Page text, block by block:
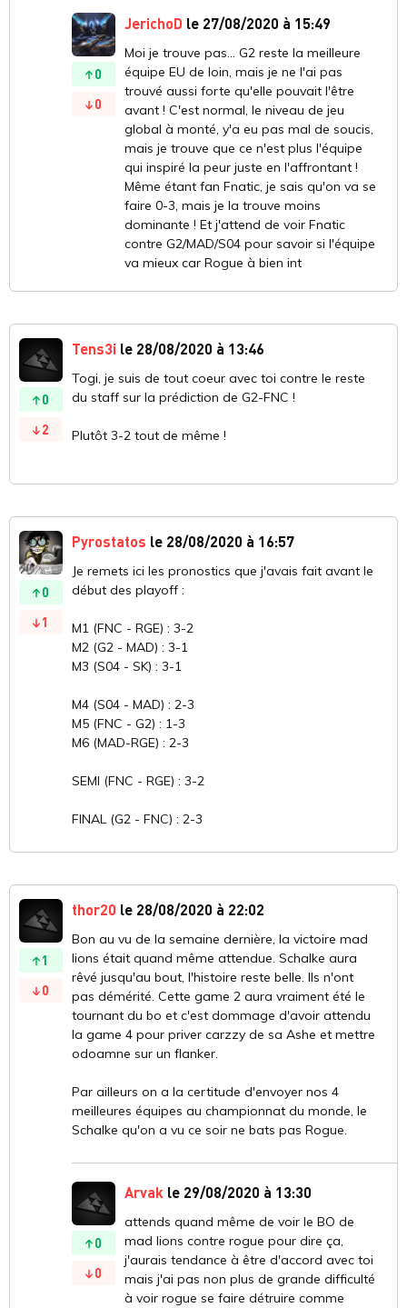
0
0
JerichoD le 27/08/2020 à 15:49
Moi je trouve pas... G2 reste la meilleure
équipe EU de loin, mais je ne l'ai pas
trouvé aussi forte qu'elle pouvait l'être
avant ! C'est normal, le niveau de jeu
global à monté, y'a eu pas mal de soucis,
mais je trouve que ce n'est plus l'équipe
qui inspiré la peur juste en l'affrontant !
Même étant fan Fnatic, je sais qu'on va se
faire 0-3, mais je la trouve moins
dominante ! Et j'attend de voir Fnatic
contre G2/MAD/S04 pour savoir si l'équipe
va mieux car Rogue à bien int
0
2
Tens3i le 28/08/2020 à 13:46
Togi, je suis de tout coeur avec toi contre le reste
du staff sur la prédiction de G2-FNC !
Plutôt 3-2 tout de même !
0
1
Pyrostatos le 28/08/2020 à 16:57
Je remets ici les pronostics que j'avais fait avant le
début des playoff :
M1 (FNC - RGE) : 3-2
M2 (G2 - MAD) : 3-1
M3 (S04 - SK) : 3-1
M4 (S04 - MAD) : 2-3
M5 (FNC - G2) : 1-3
M6 (MAD-RGE) : 2-3
SEMI (FNC - RGE) : 3-2
FINAL (G2 - FNC) : 2-3
1
0
thor20 le 28/08/2020 à 22:02
Bon au vu de la semaine dernière, la victoire mad
lions était quand même attendue. Schalke aura
rêvé jusqu'au bout, l'histoire reste belle. Ils n'ont
pas démérité. Cette game 2 aura vraiment été le
tournant du bo et c'est dommage d'avoir attendu
la game 4 pour priver carzzy de sa Ashe et mettre
odoamne sur un flanker.
Par ailleurs on a la certitude d'envoyer nos 4
meilleures équipes au championnat du monde, le
Schalke qu'on a vu ce soir ne bats pas Rogue.
0
0
Arvak le 29/08/2020 à 13:30
attends quand même de voir le BO de
mad lions contre rogue pour dire ça,
j'aurais tendance à être d'accord avec toi
mais j'ai pas non plus de grande difficulté
à voir rogue se faire détruire comme